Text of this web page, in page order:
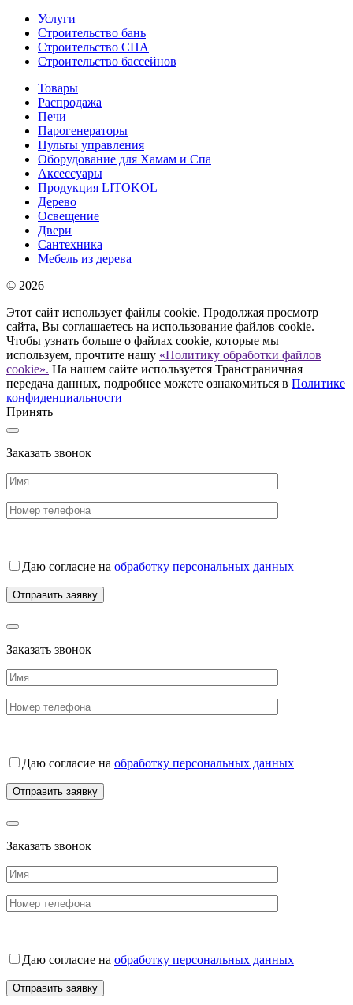
Услуги
Строительство бань
Строительство СПА
Строительство бассейнов
Товары
Распродажа
Печи
Парогенераторы
Пульты управления
Оборудование для Хамам и Спа
Аксессуары
Продукция LITOKOL
Дерево
Освещение
Двери
Сантехника
Мебель из дерева
© 2026
Этот сайт использует файлы cookie. Продолжая просмотр
сайта, Вы соглашаетесь на использование файлов cookie.
Чтобы узнать больше о файлах cookie, которые мы
используем, прочтите нашу «Политику обработки файлов
cookie». На нашем сайте используется Трансграничная
передача данных, подробнее можете ознакомиться в Политике
конфиденциальности
Принять
Заказать звонок
Даю согласие на обработку персональных данных
Заказать звонок
Даю согласие на обработку персональных данных
Заказать звонок
Даю согласие на обработку персональных данных